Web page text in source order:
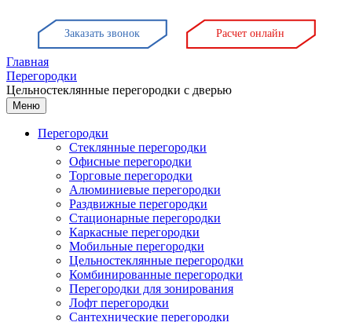
Заказать звонок Расчет онлайн
Главная
Перегородки
Цельностеклянные перегородки с дверью
Меню
Перегородки
Стеклянные перегородки
Офисные перегородки
Торговые перегородки
Алюминиевые перегородки
Раздвижные перегородки
Стационарные перегородки
Каркасные перегородки
Мобильные перегородки
Цельностеклянные перегородки
Комбинированные перегородки
Перегородки для зонирования
Лофт перегородки
Сантехнические перегородки